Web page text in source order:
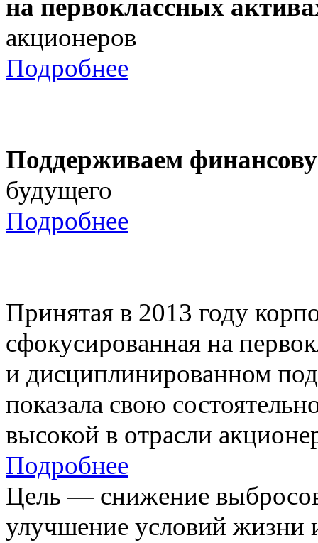
на первоклассных
акционеров
Подробнее
Поддерживаем
будущего
Подробнее
Принятая в 2013 году
сфокусированная на
и дисциплинированном
показала свою
высокой в отрасли
Подробнее
Цель — снижение
улучшение условий жизни